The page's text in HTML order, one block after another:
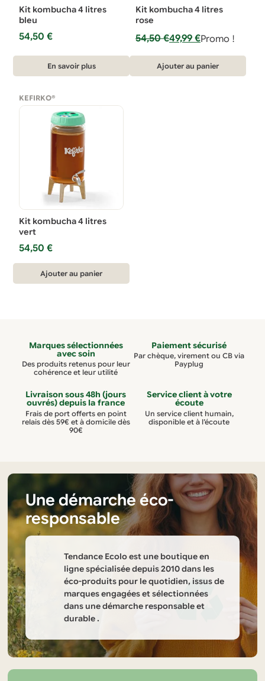
Kit kombucha 4 litres
bleu
54,50€
En savoir plus
Kit kombucha 4 litres
rose
54,50€
Le
initial
était :
49,99 €
Le
actuel
Promo !
Ajouter au panier
KEFIRKO®
Kit kombucha 4 litres
vert
54,50€
Ajouter au panier
Marques sélectionnées
avec soin
Des produits retenus pour leur
cohérence et leur utilité
Paiement sécurisé
Par chèque, virement ou CB via
Payplug
Livraison sous 48h (jours
ouvrés) depuis la france
Frais de port offerts en point
relais dès 59€ et à domicile dès
90€
Service client à votre
écoute
Un service client humain,
disponible et à l’écoute
Informations
sur
Une démarche éco-
responsable
Tendance Ecolo est une boutique en
ligne spécialisée depuis 2010 dans les
éco-produits pour le quotidien, issus de
marques engagées et sélectionnées
dans une démarche responsable et
durable .